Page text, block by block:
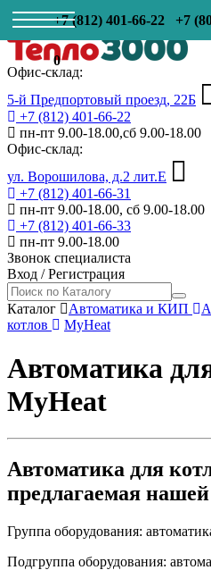
+7 (812) 401-66-22 +7
0
Офис-склад:
5-й Предпортовый проезд, 22Б
+7 (812) 401-66-22
пн-пт 9.00-18.00,сб 9.00-18.00
Офис-склад:
ул. Ворошилова, д.2 лит.Е
+7 (812) 401-66-31
пн-пт 9.00-18.00, сб 9.00-18.00
+7 (812) 401-66-33
пн-пт 9.00-18.00
Звонок специалиста
Вход /Регистрация
Каталог Автоматика и КИП
котлов
MyHeat
Автоматика
MyHeat
Автоматика для
предлагаемая
Группа оборудования:
Подгруппа оборудования: